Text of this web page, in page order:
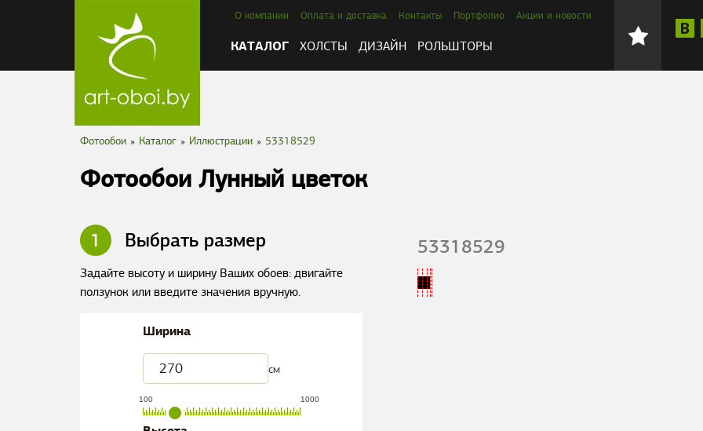
О компании Оплата и доставка Контакты Портфолио Акции и новости
КАТАЛОГ ХОЛСТЫ ДИЗАЙН РОЛЬШТОРЫ
Фотообои » Каталог » Иллюстрации » 53318529
Фотообои Лунный цветок
1 Выбрать размер
Задайте высоту и ширину Ваших обоев: двигайте
ползунок или введите значения вручную.
Ширина
см
100 1000
53318529